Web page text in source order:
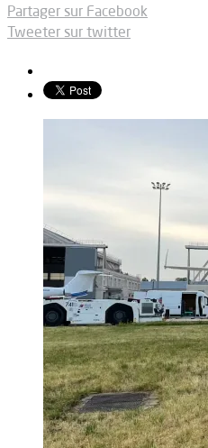
Partager sur Facebook
Tweeter sur twitter